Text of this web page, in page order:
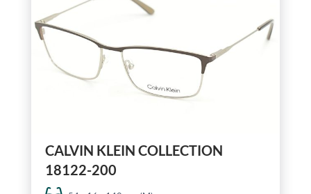
CALVIN KLEIN COLLECTION
18122-200